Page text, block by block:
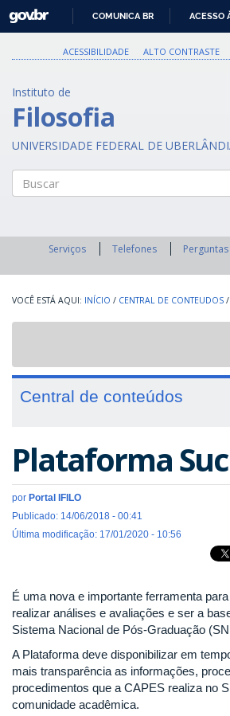
PARA
O
GOVBR
COMUNICA BR ACESSO
ACESSIBILIDADE ALTO CONTRASTE
Instituto de
Filosofia
UNIVERSIDADE FEDERAL DE
Serviços Telefones
INÍCIO / CENTRAL DE CONTEUDOS /
Central de conteúdos
Plataforma
por Portal IFILO
Publicado: 14/06/2018 - 00:41
Última modificação: 17/01/2020 - 10:56
É uma nova e importante ferramenta
realizar análises e avaliações e ser a
Sistema Nacional de Pós-Graduação
A Plataforma deve disponibilizar em
mais transparência as informações,
procedimentos que a CAPES realiza no
comunidade acadêmica.